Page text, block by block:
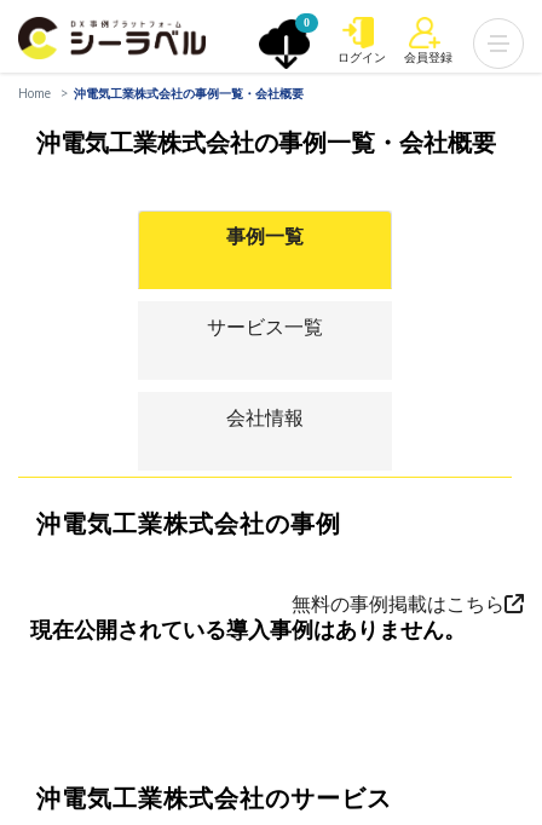
0
ログイン 会員登録
Home 沖電気工業株式会社の事例一覧・会社概要
沖電気工業株式会社の事例一覧・会社概要
事例一覧
サービス一覧
会社情報
沖電気工業株式会社の事例
無料の事例掲載はこちら
現在公開されている導入事例はありません。
沖電気工業株式会社のサービス